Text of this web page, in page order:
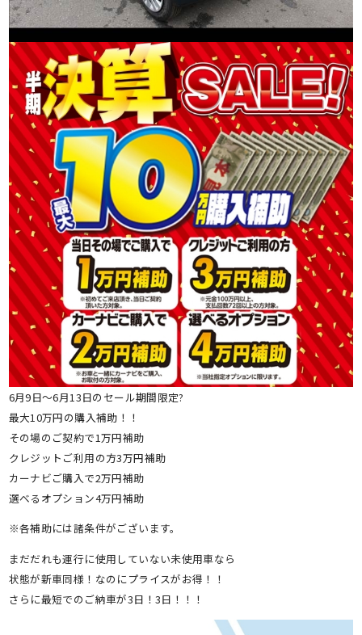
6月9日～6月13日のセール期間限定?
最大10万円の購入補助！！
その場のご契約で1万円補助
クレジットご利用の方3万円補助
カーナビご購入で2万円補助
選べるオプション4万円補助
※各補助には諸条件がございます。
まだだれも運行に使用していない未使用車なら
状態が新車同様！なのにプライスがお得！！
さらに最短でのご納車が3日！3日！！！